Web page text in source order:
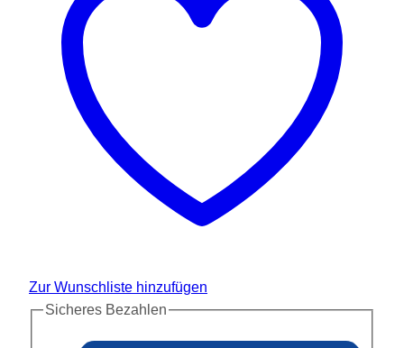
Zur Wunschliste hinzufügen
Sicheres Bezahlen